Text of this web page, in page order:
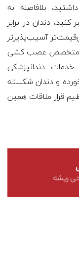
بلافاصله به
دندان در برابر
آسیب‌پذیرتر
متخصص عصب کشی
خدمات دندانپزشکی
و دندان شکسته
قرار ملاقات همین